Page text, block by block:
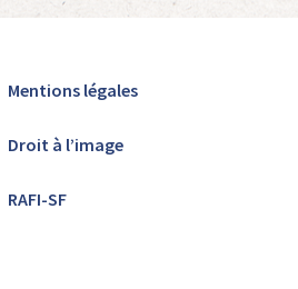
Mentions légales
Droit à l’image
RAFI-SF